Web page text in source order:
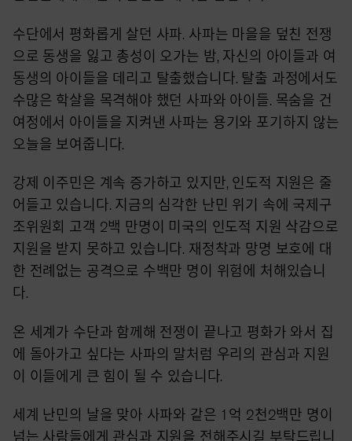
수단에서 평화롭게 살던 사파. 사파는 마을을 덮친 전쟁
으로 동생을 잃고 총성이 오가는 밤, 자신의 아이들과 여
동생의 아이들을 데리고 탈출했습니다. 탈출 과정에서도
수많은 학살을 목격해야 했던 사파와 아이들. 목숨을 건
여정에서 아이들을 지켜낸 사파는 용기와 포기하지 않는
오늘을 보여줍니다.
강제 이주민은 계속 증가하고 있지만, 인도적 지원은 줄
어들고 있습니다. 지금의 심각한 난민 위기 속에 국제구
조위원회 고객 2백 만명이 미국의 인도적 지원 삭감으로
지원을 받지 못하고 있습니다. 재정착과 망명 보호에 대
한 전례없는 공격으로 수백만 명이 위험에 처해있습니
다.
온 세계가 수단과 함께해 전쟁이 끝나고 평화가 와서 집
에 돌아가고 싶다는 사파의 말처럼 우리의 관심과 지원
이 이들에게 큰 힘이 될 수 있습니다.
세계 난민의 날을 맞아 사파와 같은 1억 2천2백만 명이
넘는 사람들에게 관심과 지원을 전해주시길 부탁드립니